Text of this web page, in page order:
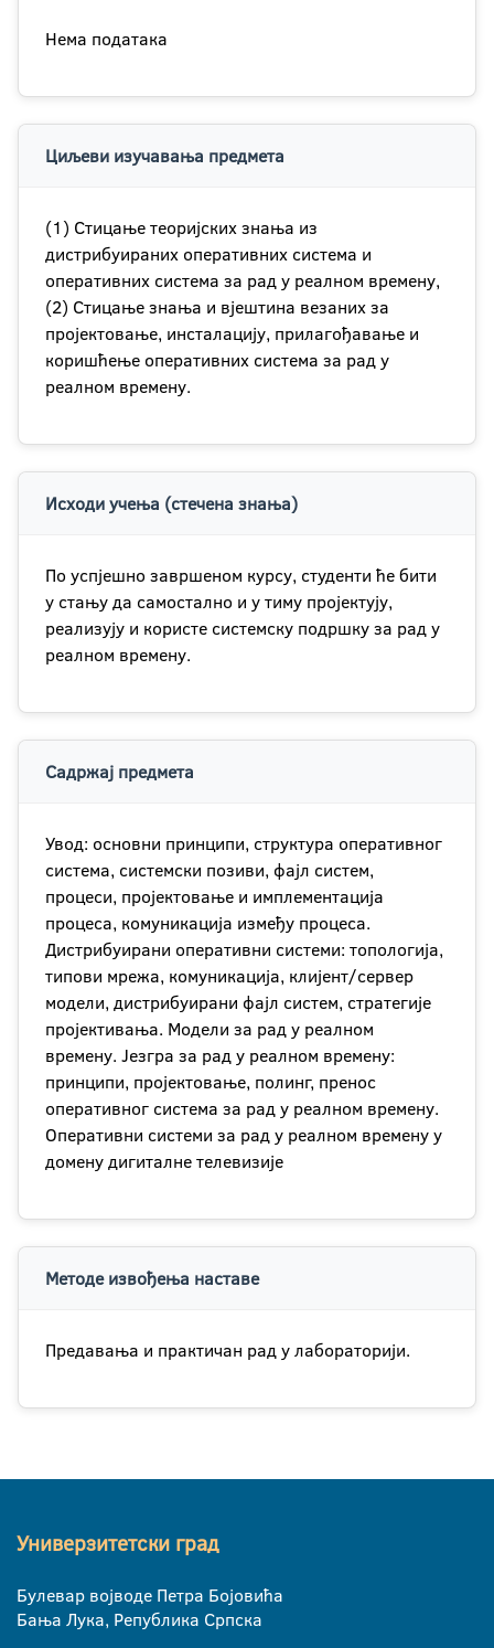
Нема података
Циљеви изучавања предмета
(1) Стицање теоријских знања из
дистрибуираних оперативних система и
оперативних система за рад у реалном времену,
(2) Стицање знања и вјештина везаних за
пројектовање, инсталацију, прилагођавање и
коришћење оперативних система за рад у
реалном времену.
Исходи учења (стечена знања)
По успјешно завршеном курсу, студенти ће бити
у стању да самостално и у тиму пројектују,
реализују и користе системску подршку за рад у
реалном времену.
Садржај предмета
Увод: основни принципи, структура оперативног
система, системски позиви, фајл систем,
процеси, пројектовање и имплементација
процеса, комуникација између процеса.
Дистрибуирани оперативни системи: топологија,
типови мрежа, комуникација, клијент/сервер
модели, дистрибуирани фајл систем, стратегије
пројективања. Модели за рад у реалном
времену. Језгра за рад у реалном времену:
принципи, пројектовање, полинг, пренос
оперативног система за рад у реалном времену.
Оперативни системи за рад у реалном времену у
домену дигиталне телевизије
Методе извођења наставе
Предавања и практичан рад у лабораторији.
Универзитетски град
Булевар војводе Петра Бојовића
Бања Лука, Република Српска